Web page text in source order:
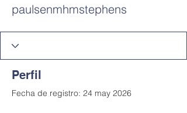
paulsenmhmstephens
Perfil
Fecha de registro: 24 may 2026